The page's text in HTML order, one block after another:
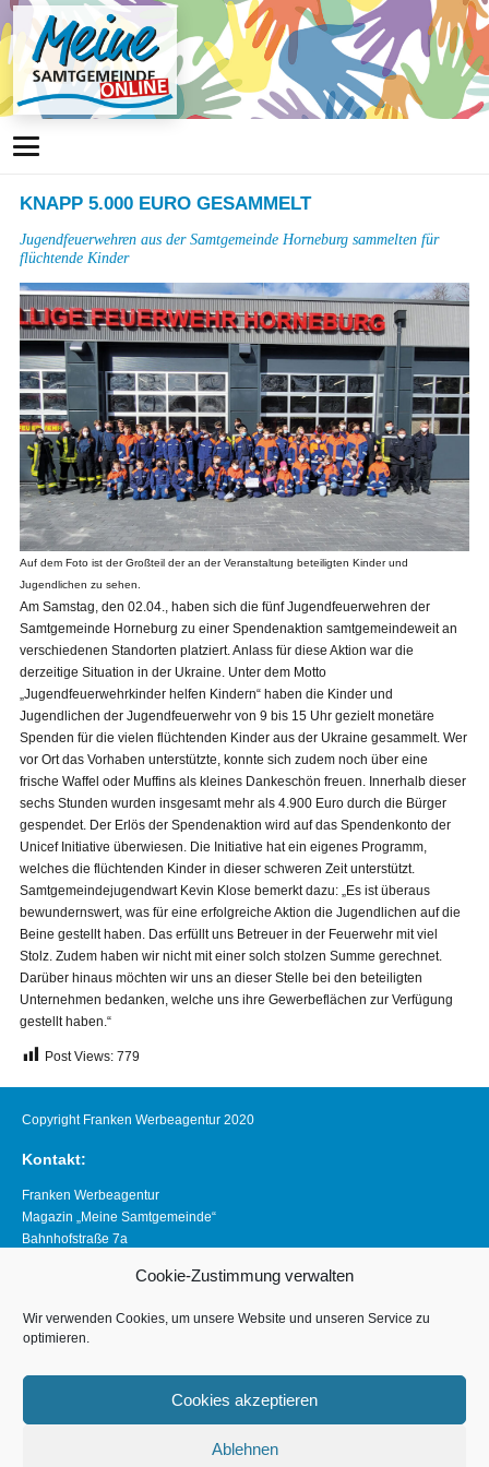
Cookie-Zustimmung verwalten
Wir verwenden Cookies, um unsere Website und unseren Service zu
optimieren.
Cookies akzeptieren
Ablehnen
KNAPP 5.000 EURO GESAMMELT
Jugendfeuerwehren aus der Samtgemeinde Horneburg sammelten für
flüchtende Kinder
Auf dem Foto ist der Großteil der an der Veranstaltung beteiligten Kinder und
Jugendlichen zu sehen.
Am Samstag, den 02.04., haben sich die fünf Jugendfeuerwehren der
Samtgemeinde Horneburg zu einer Spendenaktion samtgemeindeweit an
verschiedenen Standorten platziert. Anlass für diese Aktion war die
derzeitige Situation in der Ukraine. Unter dem Motto
„Jugendfeuerwehrkinder helfen Kindern“ haben die Kinder und
Jugendlichen der Jugendfeuerwehr von 9 bis 15 Uhr gezielt monetäre
Spenden für die vielen flüchtenden Kinder aus der Ukraine gesammelt. Wer
vor Ort das Vorhaben unterstützte, konnte sich zudem noch über eine
frische Waffel oder Muffins als kleines Dankeschön freuen. Innerhalb dieser
sechs Stunden wurden insgesamt mehr als 4.900 Euro durch die Bürger
gespendet. Der Erlös der Spendenaktion wird auf das Spendenkonto der
Unicef Initiative überwiesen. Die Initiative hat ein eigenes Programm,
welches die flüchtenden Kinder in dieser schweren Zeit unterstützt.
Samtgemeindejugendwart Kevin Klose bemerkt dazu: „Es ist überaus
bewundernswert, was für eine erfolgreiche Aktion die Jugendlichen auf die
Beine gestellt haben. Das erfüllt uns Betreuer in der Feuerwehr mit viel
Stolz. Zudem haben wir nicht mit einer solch stolzen Summe gerechnet.
Darüber hinaus möchten wir uns an dieser Stelle bei den beteiligten
Unternehmen bedanken, welche uns ihre Gewerbeflächen zur Verfügung
gestellt haben.“
Post Views: 779
Copyright Franken Werbeagentur 2020
Kontakt:
Franken Werbeagentur
Magazin „Meine Samtgemeinde“
Bahnhofstraße 7a
Telefon 04163 8390281
Links:
www.franken-werbeagentur.de